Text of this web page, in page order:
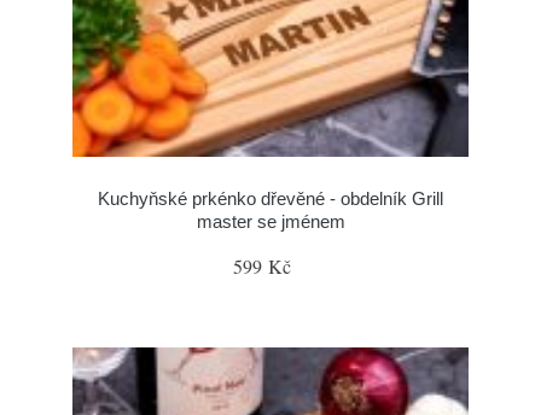
Kuchyňské prkénko dřevěné - obdelník Grill
master se jménem
599 Kč